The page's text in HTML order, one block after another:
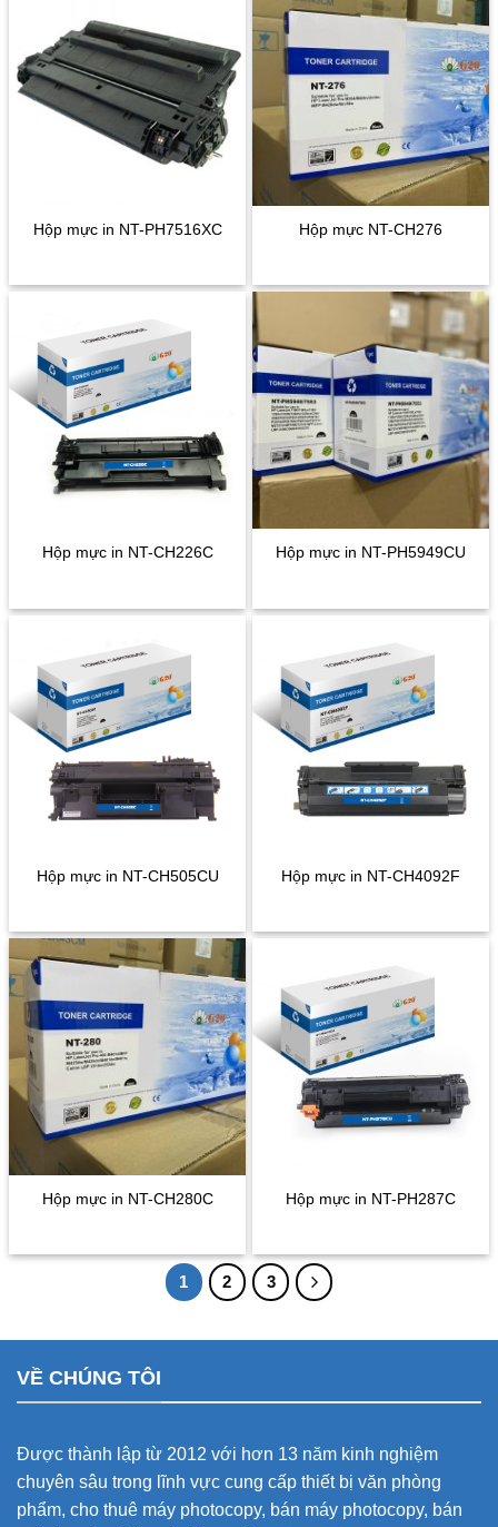
Hộp mực in NT-PH7516XC Hộp mực NT-CH276
Hộp mực in NT-CH226C Hộp mực in NT-PH5949CU
Hộp mực in NT-CH505CU Hộp mực in NT-CH4092F
Hộp mực in NT-CH280C Hộp mực in NT-PH287C
1 2 3
VỀ CHÚNG TÔI
Được thành lập từ 2012 với hơn 13 năm kinh nghiệm
chuyên sâu trong lĩnh vực cung cấp thiết bị văn phòng
phẩm, cho thuê máy photocopy, bán máy photocopy, bán